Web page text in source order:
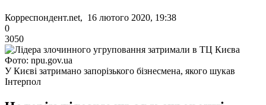
Корреспондент.net, 16 лютого 2020, 19:38
0
3050
Фото: npu.gov.ua
У Києві затримано запорізького бізнесмена, якого шукав
Інтерпол